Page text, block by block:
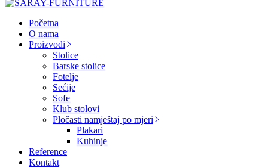
Početna
O nama
Proizvodi
Stolice
Barske stolice
Fotelje
Sećije
Sofe
Klub stolovi
Pločasti namještaj po mjeri
Plakari
Kuhinje
Reference
Kontakt